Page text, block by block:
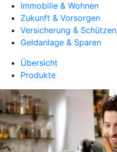
Immobilie & Wohnen
Zukunft & Vorsorgen
Versicherung & Schützen
Geldanlage & Sparen
Übersicht
Produkte